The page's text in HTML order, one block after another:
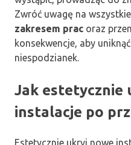
Zwróć uwagę na
zakresem prac oraz
konsekwencje, aby
niespodzianek.
Jak estetycznie
instalacje po
Estetycznie ukryj nowe